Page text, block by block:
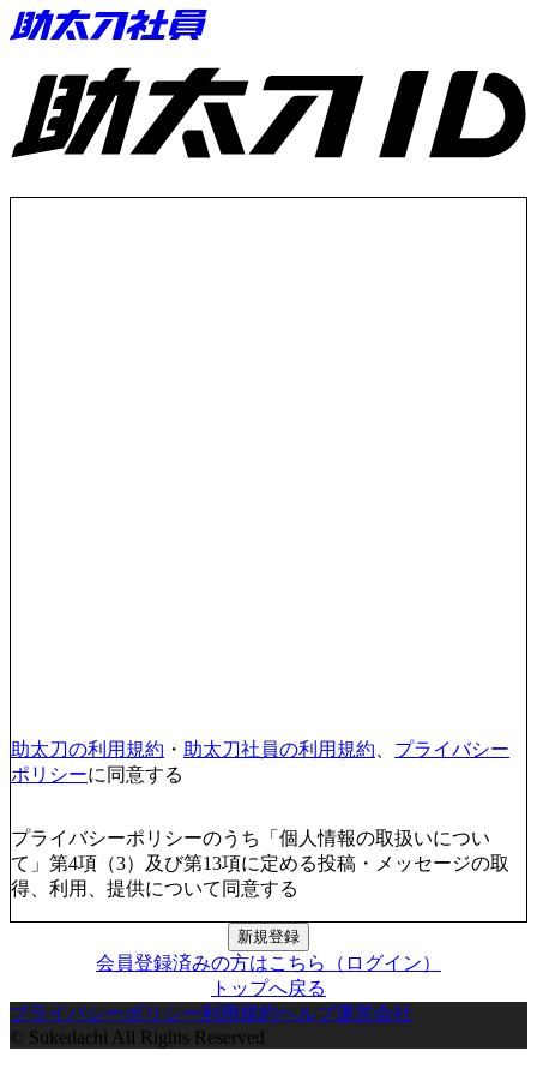
助太刀ID
助太刀の利用規約 ・ 助太刀社員の利用規約
プライバシー
ポリシーに同意する
プライバシーポリシーのうち「個人情報の取扱いについ
て」第4項（3）及び第13項に定める投稿・メッセージの取
得、利用、提供について同意する
新規登録
会員登録済みの方はこちら（ログイン）
トップへ戻る
プライバシーポリシー利用規約ヘルプ運営会社
© Sukedachi All Rights Reserved